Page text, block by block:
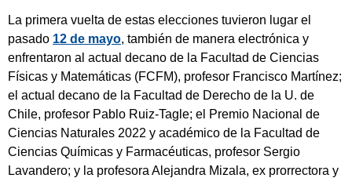
La primera vuelta de estas elecciones tuvieron lugar el
pasado 12 de mayo, también de manera electrónica y
enfrentaron al actual decano de la Facultad de Ciencias
Físicas y Matemáticas (FCFM), profesor Francisco Martínez;
el actual decano de la Facultad de Derecho de la U. de
Chile, profesor Pablo Ruiz-Tagle; el Premio Nacional de
Ciencias Naturales 2022 y académico de la Facultad de
Ciencias Químicas y Farmacéuticas, profesor Sergio
Lavandero; y la profesora Alejandra Mizala, ex prorrectora y